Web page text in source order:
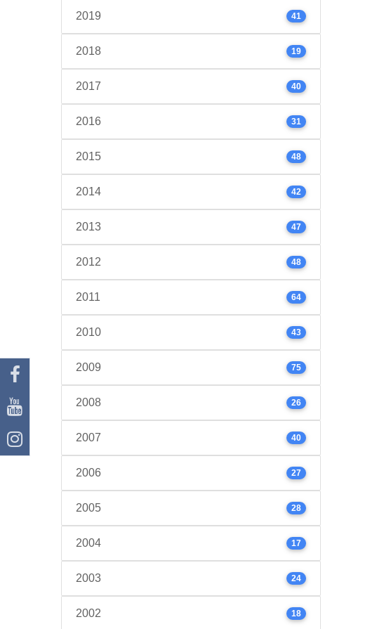
2019 41
2018 19
2017 40
2016 31
2015 48
2014 42
2013 47
2012 48
2011 64
2010 43
2009 75
2008 26
2007 40
2006 27
2005 28
2004 17
2003 24
2002 18